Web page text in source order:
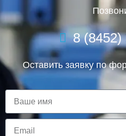
8 (8452)
Оставить заявку по